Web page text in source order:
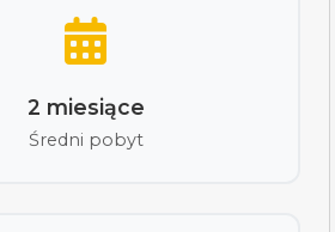
2 miesiące
Średni pobyt